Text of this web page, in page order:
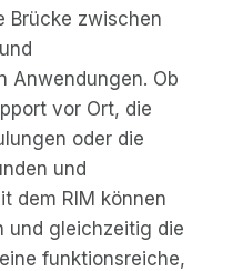
Brücke zwischen
Anwendungen. Ob
vor Ort, die
oder die
und
dem RIM können
und gleichzeitig die
funktionsreiche,